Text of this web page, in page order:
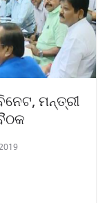
ମନ୍ତ୍ରୀ